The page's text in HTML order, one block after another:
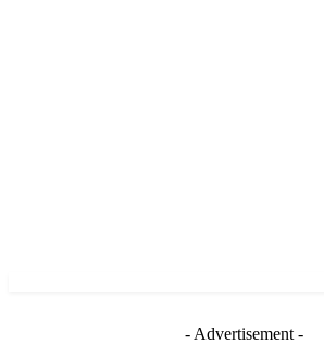
- Advertisement -